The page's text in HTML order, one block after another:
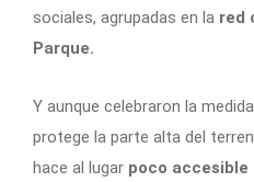
sociales, agrupadas en la red
Parque.
Y aunque celebraron la
protege la parte alta del
hace al lugar poco accesible